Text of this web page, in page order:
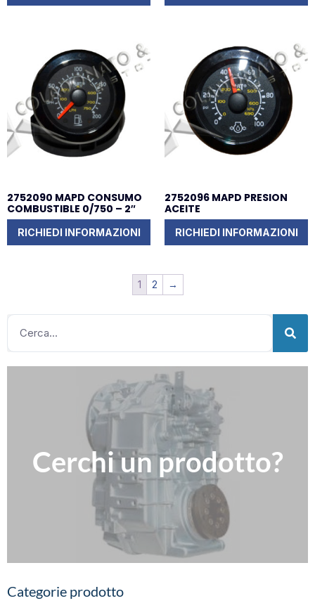
2752090 MAPD CONSUMO
COMBUSTIBLE 0/750 – 2″
RICHIEDI INFORMAZIONI
2752096 MAPD PRESION
ACEITE
RICHIEDI INFORMAZIONI
1 2 →
Cerchi un prodotto?
Contattaci
Compila il nostro modulo per richiedere informazioni
Clicca qui
Categorie prodotto